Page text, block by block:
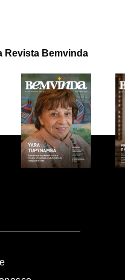
Revista Bemvinda